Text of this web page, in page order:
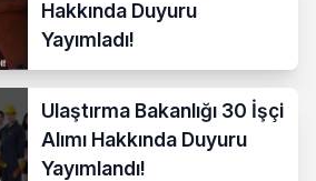
Hakkında Duyuru
Yayımladı!
Ulaştırma Bakanlığı 30 İşçi
Alımı Hakkında Duyuru
Yayımlandı!